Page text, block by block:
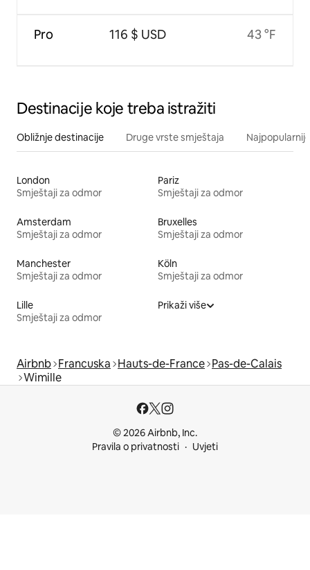
Pro 116 $ USD 43 °F
Destinacije koje treba istražiti
Obližnje destinacije Druge vrste smještaja
London
Smještaji za odmor
Pariz
Smještaji za odmor
Amsterdam
Smještaji za odmor
Bruxelles
Smještaji za odmor
Manchester
Smještaji za odmor
Köln
Smještaji za odmor
Lille
Smještaji za odmor
Prikaži više
Airbnb Francuska Hauts-de-France Pas-de-Calais
Wimille
© 2026 Airbnb, Inc.
Pravila o privatnosti
Uvjeti